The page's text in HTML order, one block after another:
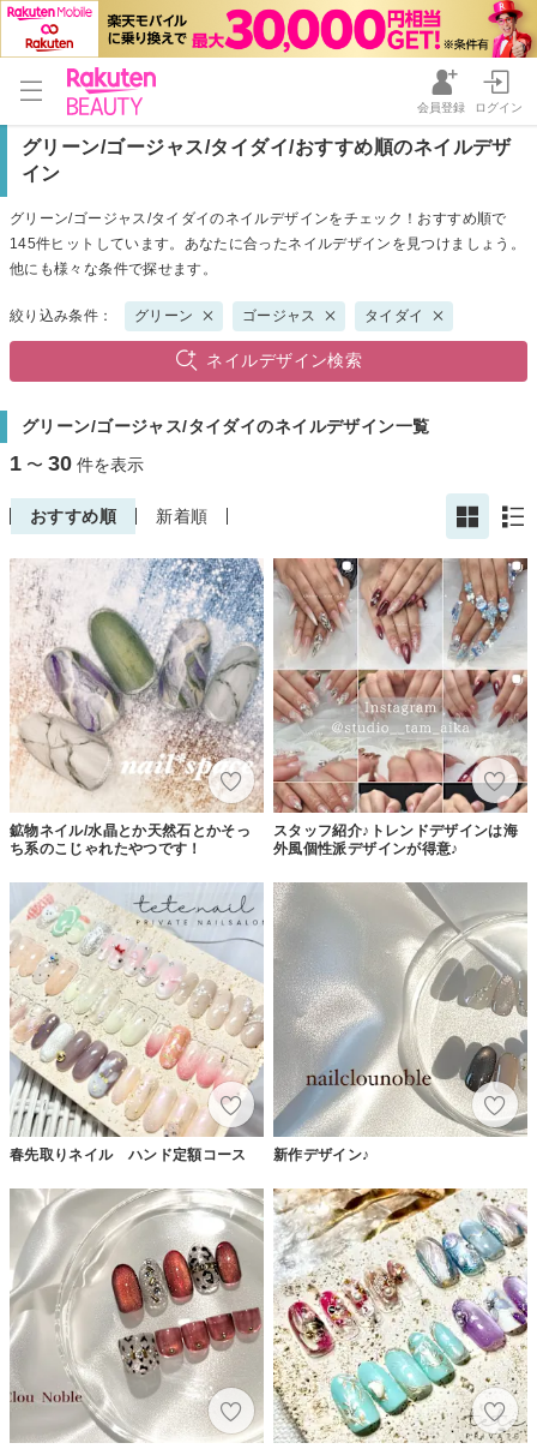
会員登録 ログイン
グリーン/ゴージャス/タイダイ/おすすめ順のネイルデザ
イン
グリーン/ゴージャス/タイダイのネイルデザインをチェック！おすすめ順で
145件ヒットしています。あなたに合ったネイルデザインを見つけましょう。
他にも様々な条件で探せます。
絞り込み条件： グリーン ゴージャス タイダイ
ネイルデザイン検索
グリーン/ゴージャス/タイダイのネイルデザイン一覧
1 〜 30 件を表示
おすすめ順 新着順
鉱物ネイル/水晶とか天然石とかそっ
ち系のこじゃれたやつです！
スタッフ紹介♪トレンドデザインは海
外風個性派デザインが得意♪
春先取りネイル ハンド定額コース 新作デザイン♪